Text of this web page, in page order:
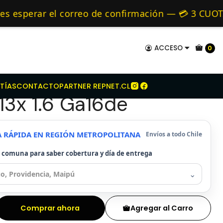
ACCESO 0
de confirmación — 💳 3 CUOTAS
CONTACTOPARTNER REPNET.CL
de 24 hrs hábiles.
Kit Embrague Para Nissan V16 B13x 1.6 Ga16de
🚚 Envíos diariamente a todo
Para Nissan
1.6 Ga16de
RÁPIDA EN REGIÓN METROPOLITANA Envíos a todo Chile
comuna para saber cobertura y día de entrega
⌄
Agregar al Carro
Comprar ahora